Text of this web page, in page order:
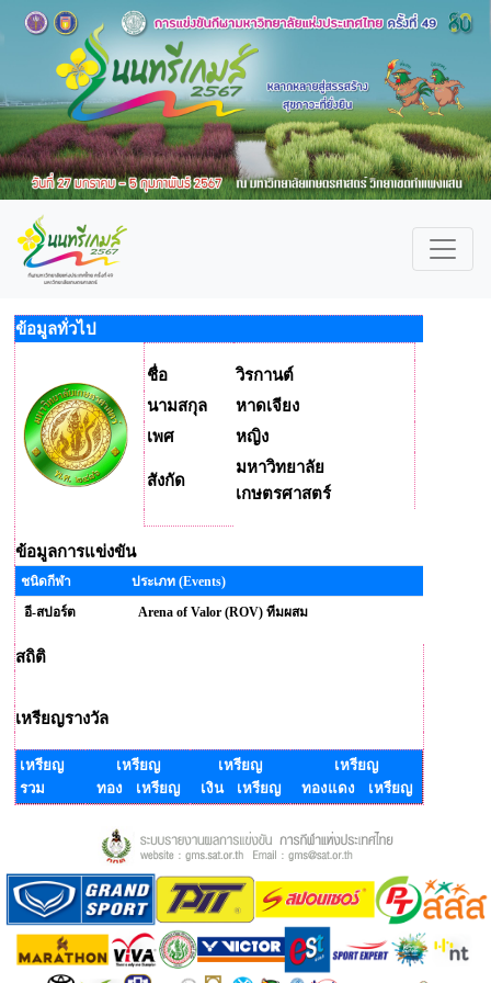
ข้อมูลทั่วไป
ชื่อ
วิรกานต์
นามสกุล
หาดเจียง
เพศ
หญิง
สังกัด
มหาวิทยาลัย
เกษตรศาสตร์
ข้อมูลการแข่งขัน
ชนิดกีฬา
ประเภท (Events)
อี-สปอร์ต
Arena of Valor (ROV) ทีมผสม
สถิติ
เหรียญรางวัล
เหรียญ
รวม
เหรียญ
ทอง เหรียญ
เหรียญ
เงิน เหรียญ
เหรียญ
ทองแดง เหรียญ